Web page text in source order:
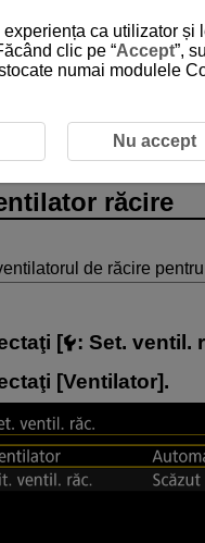
răcire
de răcire
[ : Set. ventil.
[Ventilator].
ca utilizator
clic pe “Accept”,
numai modulele
Nu accept